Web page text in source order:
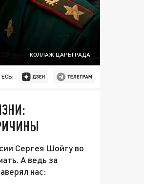
КОЛЛАЖ ЦАРЬГРАДА
Сергея Шойгу во
А ведь за
нас: